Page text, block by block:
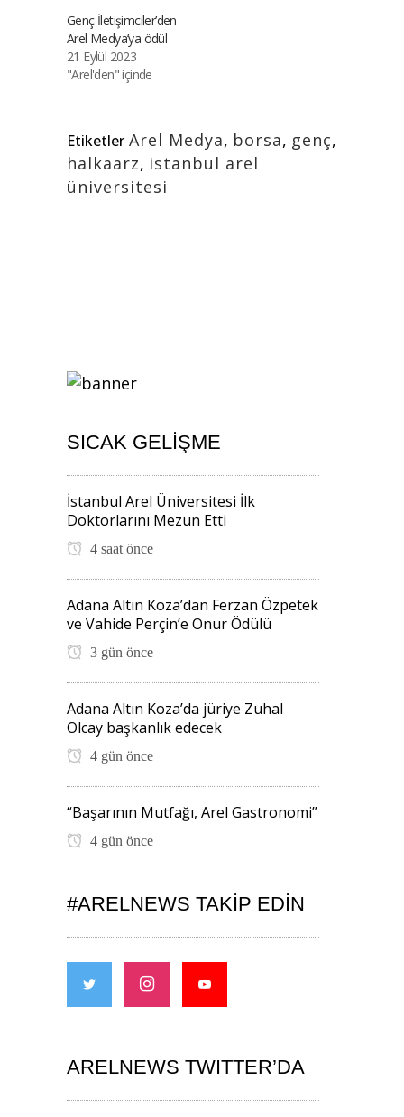
Genç İletişimciler’den
Arel Medya’ya ödül
21 Eylül 2023
"Arel'den" içinde
Etiketler Arel Medya, borsa, genç,
halkaarz, istanbul arel
üniversitesi
SICAK GELIŞME
İstanbul Arel Üniversitesi İlk
Doktorlarını Mezun Etti
4 saat önce
Adana Altın Koza’dan Ferzan Özpetek
ve Vahide Perçin’e Onur Ödülü
3 gün önce
Adana Altın Koza’da jüriye Zuhal
Olcay başkanlık edecek
4 gün önce
“Başarının Mutfağı, Arel Gastronomi”
4 gün önce
#ARELNEWS TAKIP EDIN
ARELNEWS TWITTER’DA